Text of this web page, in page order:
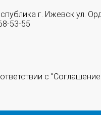
г. Ижевск ул.
53-55
с